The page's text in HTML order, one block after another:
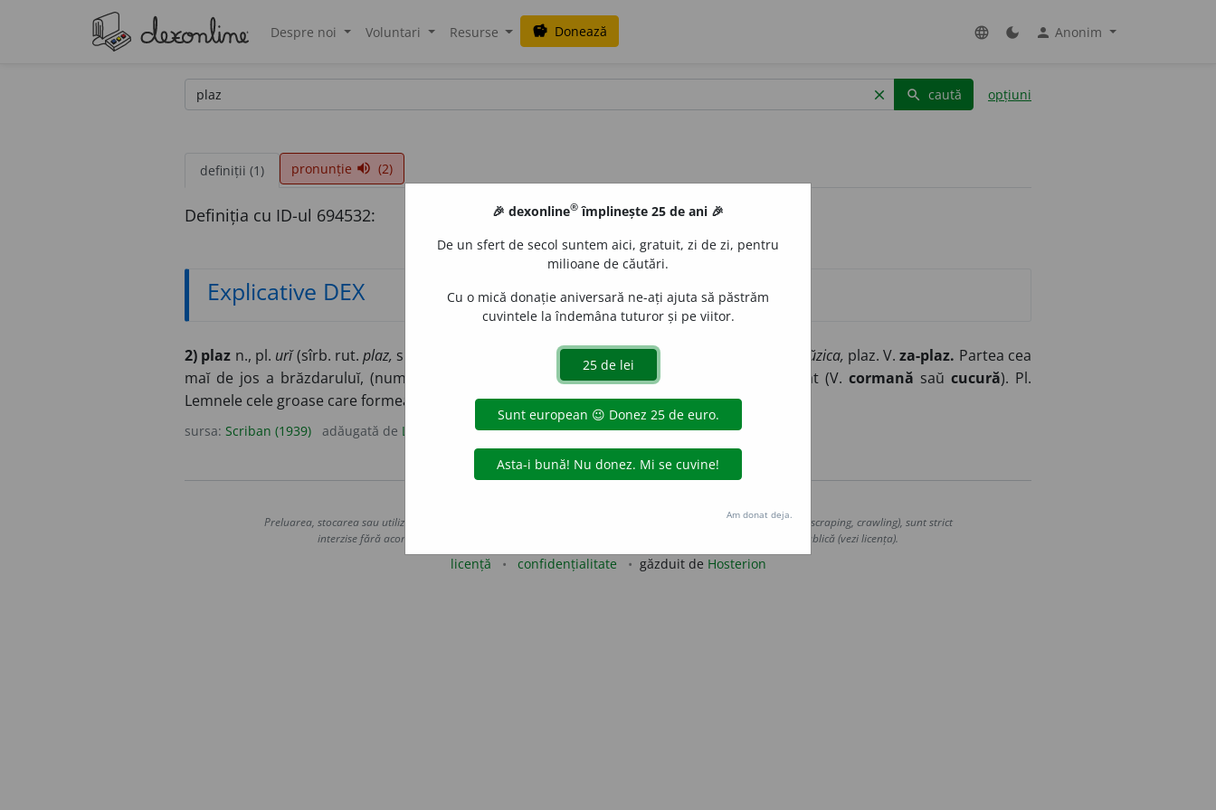
Despre noi Voluntari Resurse savings Donează language dark_mode person Anonim
clear search caută opțiuni
definiții (1) pronunție volume_up (2)
Definiția cu ID-ul 694532:
Explicative DEX
2) plaz n., pl. urĭ(sîrb. rut.plaz, suprafață netedă a unuĭ lucru, d. vsl.plazivŭ, plŭzica, plaz. V.za-plaz. Partea cea
maĭ de jos a brăzdaruluĭ, (numită și
), pe care alunecă saŭ se tîrăște plugu la arat (V. cormană saŭ cucură). Pl.
Lemnele cele groase care formează patu războĭuluĭ de țesut. – Șiplas(Olt.).
sursa: Scriban (1939) adăugată de LauraGellner acțiuni
Preluarea, stocarea sau utilizarea datelor de pe acest site, inclusiv prin orice metode de extragere automată (web scraping, crawling), sunt strict
interzise fără acordul nostru prealabil scris, cu excepția seturilor de date oferite oficial spre utilizare publică (vezi licența).
licență confidențialitate găzduit de Hosterion
🎉 dexonline® împlinește 25 de ani 🎉
De un sfert de secol suntem aici, gratuit, zi de zi, pentru
milioane de căutări.
Cu o mică donație aniversară ne-ați ajuta să păstrăm
cuvintele la îndemâna tuturor și pe viitor.
Am donat deja.